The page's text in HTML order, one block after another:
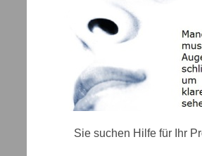
Sie suchen Hilfe für Ihr